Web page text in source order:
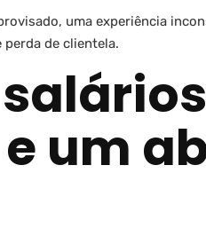
uma experiência
de clientela.
um